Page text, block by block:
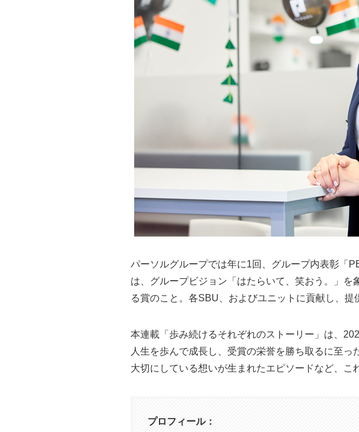
パーソルグループでは年に1回、グループ内表彰「
は、グループビジョン「はたらいて、笑おう。」
る賞のこと。各SBU、およびユニットに貢献し、提
本連載「歩み続けるそれぞれのストーリー」は、
人生を歩んで成長し、受賞の栄誉を勝ち取るに至
大切にしている想いが生まれたエピソードなど、こ
プロフィール：